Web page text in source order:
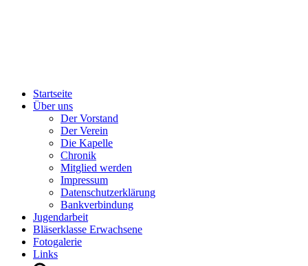
Startseite
Über uns
Der Vorstand
Der Verein
Die Kapelle
Chronik
Mitglied werden
Impressum
Datenschutzerklärung
Bankverbindung
Jugendarbeit
Bläserklasse Erwachsene
Fotogalerie
Links